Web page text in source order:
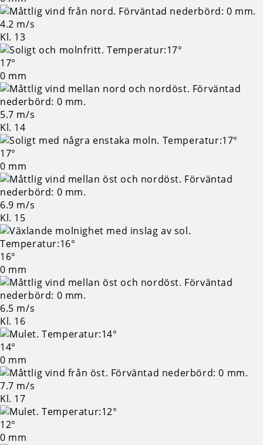
4.2 m/s
Kl. 13
17°
0 mm
5.7 m/s
Kl. 14
17°
0 mm
6.9 m/s
Kl. 15
16°
0 mm
6.5 m/s
Kl. 16
14°
0 mm
7.7 m/s
Kl. 17
12°
0 mm